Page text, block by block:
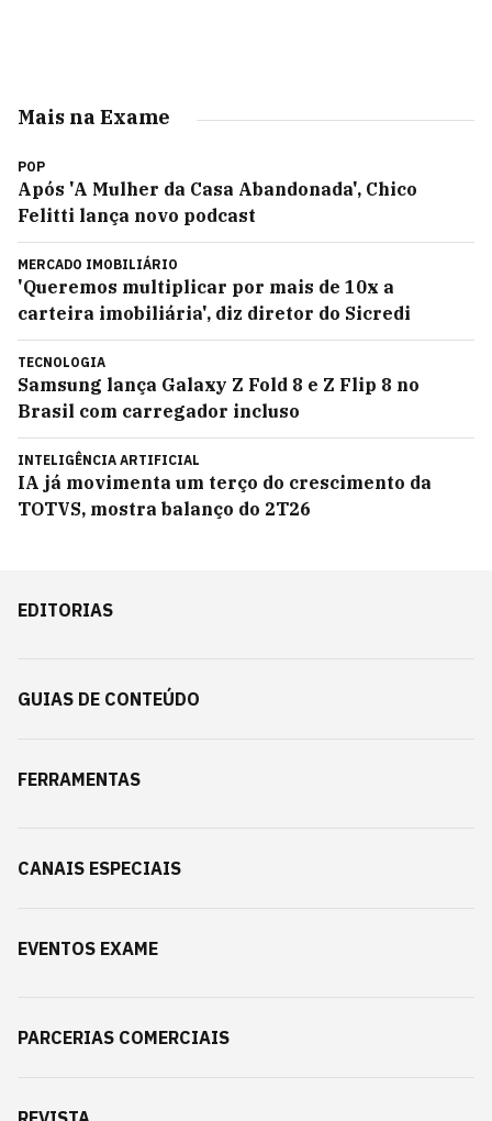
Mais na Exame
POP
Após 'A Mulher da Casa Abandonada', Chico
Felitti lança novo podcast
MERCADO IMOBILIÁRIO
'Queremos multiplicar por mais de 10x a
carteira imobiliária', diz diretor do Sicredi
TECNOLOGIA
Samsung lança Galaxy Z Fold 8 e Z Flip 8 no
Brasil com carregador incluso
INTELIGÊNCIA ARTIFICIAL
IA já movimenta um terço do crescimento da
TOTVS, mostra balanço do 2T26
EDITORIAS
GUIAS DE CONTEÚDO
FERRAMENTAS
CANAIS ESPECIAIS
EVENTOS EXAME
PARCERIAS COMERCIAIS